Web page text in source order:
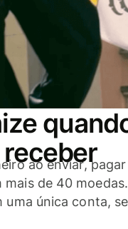
ao enviar,
mais de 40
uma única conta,